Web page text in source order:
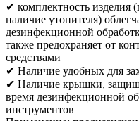
✔ комплектность изделия
наличие утопителя)
дезинфекционной
также предохраняет от
средствами
✔ Наличие удобных для
✔ Наличие крышки,
время дезинфекционной
инструментов